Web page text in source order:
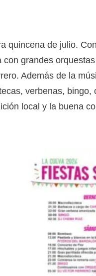
quincena de julio.
grandes
Además de la
verbenas, bingo,
local y la buena